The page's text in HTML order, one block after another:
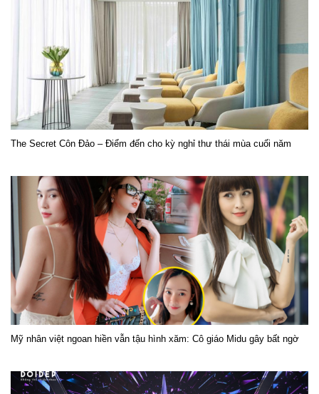
The Secret Côn Đảo – Điểm đến cho kỳ nghỉ thư thái mùa cuối năm
Mỹ nhân việt ngoan hiền vẫn tậu hình xăm: Cô giáo Midu gây bất ngờ